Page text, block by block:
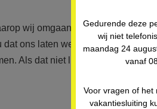
wij omgaan met jouw
ons laten weten. Wij zullen dan
Als dat niet lukt, kunt u altijd
Gedurende deze
wij niet
maandag 24
vanaf
Voor vragen of het
vakantiesluiting